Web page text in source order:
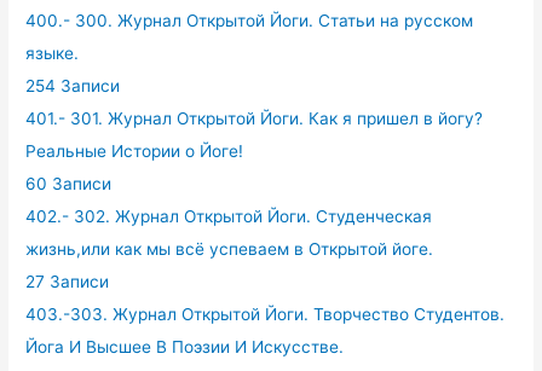
400.- 300. Журнал Открытой Йоги. Статьи на русском
языке.
254 Записи
401.- 301. Журнал Открытой Йоги. Как я пришел в йогу?
Реальные Истории о Йоге!
60 Записи
402.- 302. Журнал Открытой Йоги. Студенческая
жизнь,или как мы всё успеваем в Открытой йоге.
27 Записи
403.-303. Журнал Открытой Йоги. Творчество Студентов.
Йога И Высшее В Поэзии И Искусстве.